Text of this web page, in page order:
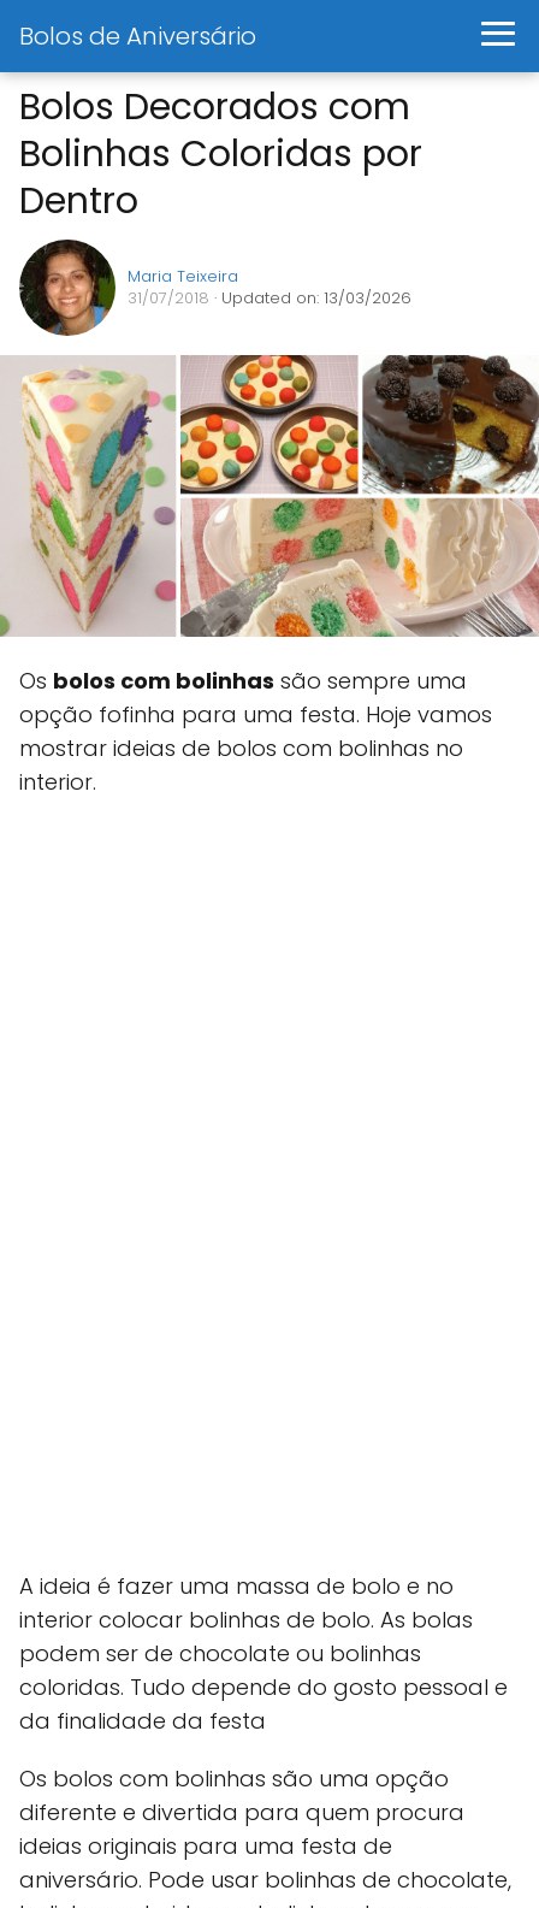
Bolos de Aniversário
Bolos Decorados com
Bolinhas Coloridas por
Dentro
Maria Teixeira
31/07/2018 · Updated on: 13/03/2026
Os bolos com bolinhas são sempre uma
opção fofinha para uma festa. Hoje vamos
mostrar ideias de bolos com bolinhas no
interior.
A ideia é fazer uma massa de bolo e no
interior colocar bolinhas de bolo. As bolas
podem ser de chocolate ou bolinhas
coloridas. Tudo depende do gosto pessoal e
da finalidade da festa
Os bolos com bolinhas são uma opção
diferente e divertida para quem procura
ideias originais para uma festa de
aniversário. Pode usar bolinhas de chocolate,